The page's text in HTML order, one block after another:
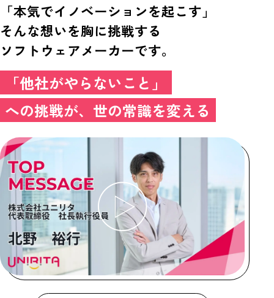
「本気でイノベーションを起こす」
そんな想いを胸に挑戦する
ソフトウェアメーカーです。
「他社がやらないこと」
への挑戦が、世の常識を変える